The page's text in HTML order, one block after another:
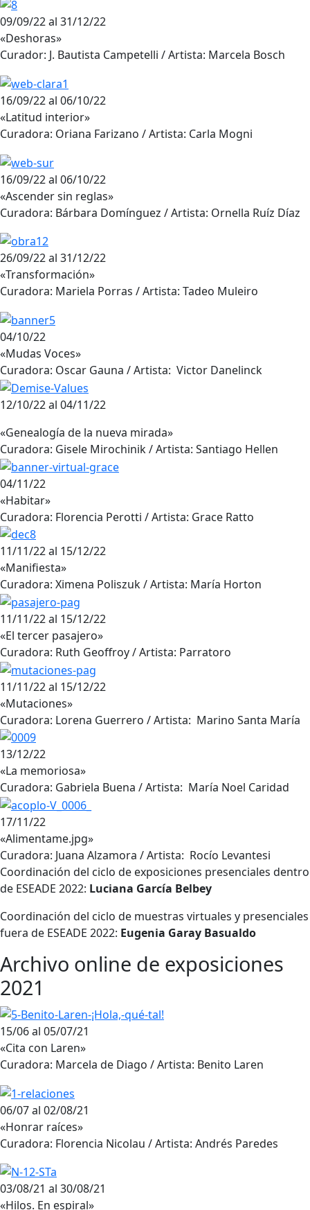
09/09/22 al 31/12/22
«Deshoras»
Curador: J. Bautista Campetelli / Artista: Marcela Bosch
16/09/22 al 06/10/22
«Latitud interior»
Curadora: Oriana Farizano / Artista: Carla Mogni
16/09/22 al 06/10/22
«Ascender sin reglas»
Curadora: Bárbara Domínguez / Artista: Ornella Ruíz Díaz
26/09/22 al 31/12/22
«Transformación»
Curadora: Mariela Porras / Artista: Tadeo Muleiro
04/10/22
«Mudas Voces»
Curadora: Oscar Gauna / Artista: Victor Danelinck
12/10/22 al 04/11/22
«Genealogía de la nueva mirada»
Curadora: Gisele Mirochinik / Artista: Santiago Hellen
04/11/22
«Habitar»
Curadora: Florencia Perotti / Artista: Grace Ratto
11/11/22 al 15/12/22
«Manifiesta»
Curadora: Ximena Poliszuk / Artista: María Horton
11/11/22 al 15/12/22
«El tercer pasajero»
Curadora: Ruth Geoffroy / Artista: Parratoro
11/11/22 al 15/12/22
«Mutaciones»
Curadora: Lorena Guerrero / Artista: Marino Santa María
13/12/22
«La memoriosa»
Curadora: Gabriela Buena / Artista: María Noel Caridad
17/11/22
«Alimentame.jpg»
Curadora: Juana Alzamora / Artista: Rocío Levantesi
Coordinación del ciclo de exposiciones presenciales dentro
de ESEADE 2022: Luciana García Belbey
Coordinación del ciclo de muestras virtuales y presenciales
fuera de ESEADE 2022: Eugenia Garay Basualdo
Archivo online de exposiciones
2021
15/06 al 05/07/21
«Cita con Laren»
Curadora: Marcela de Diago / Artista: Benito Laren
06/07 al 02/08/21
«Honrar raíces»
Curadora: Florencia Nicolau / Artista: Andrés Paredes
03/08/21 al 30/08/21
«Hilos. En espiral»